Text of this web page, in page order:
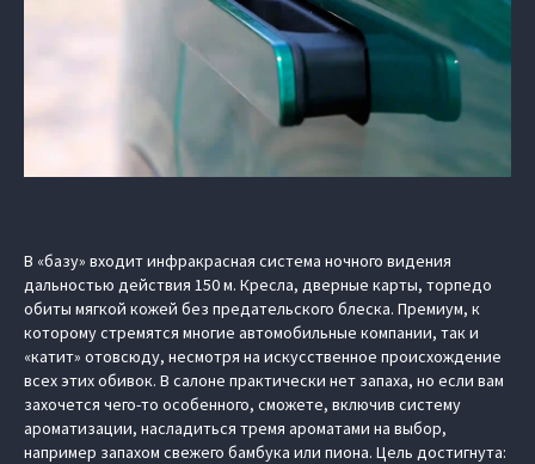
В «базу» входит инфракрасная система ночного видения
дальностью действия 150 м. Кресла, дверные карты, торпедо
обиты мягкой кожей без предательского блеска. Премиум, к
которому стремятся многие автомобильные компании, так и
«катит» отовсюду, несмотря на искусственное происхождение
всех этих обивок. В салоне практически нет запаха, но если вам
захочется чего-то особенного, сможете, включив систему
ароматизации, насладиться тремя ароматами на выбор,
например запахом свежего бамбука или пиона. Цель достигнута: